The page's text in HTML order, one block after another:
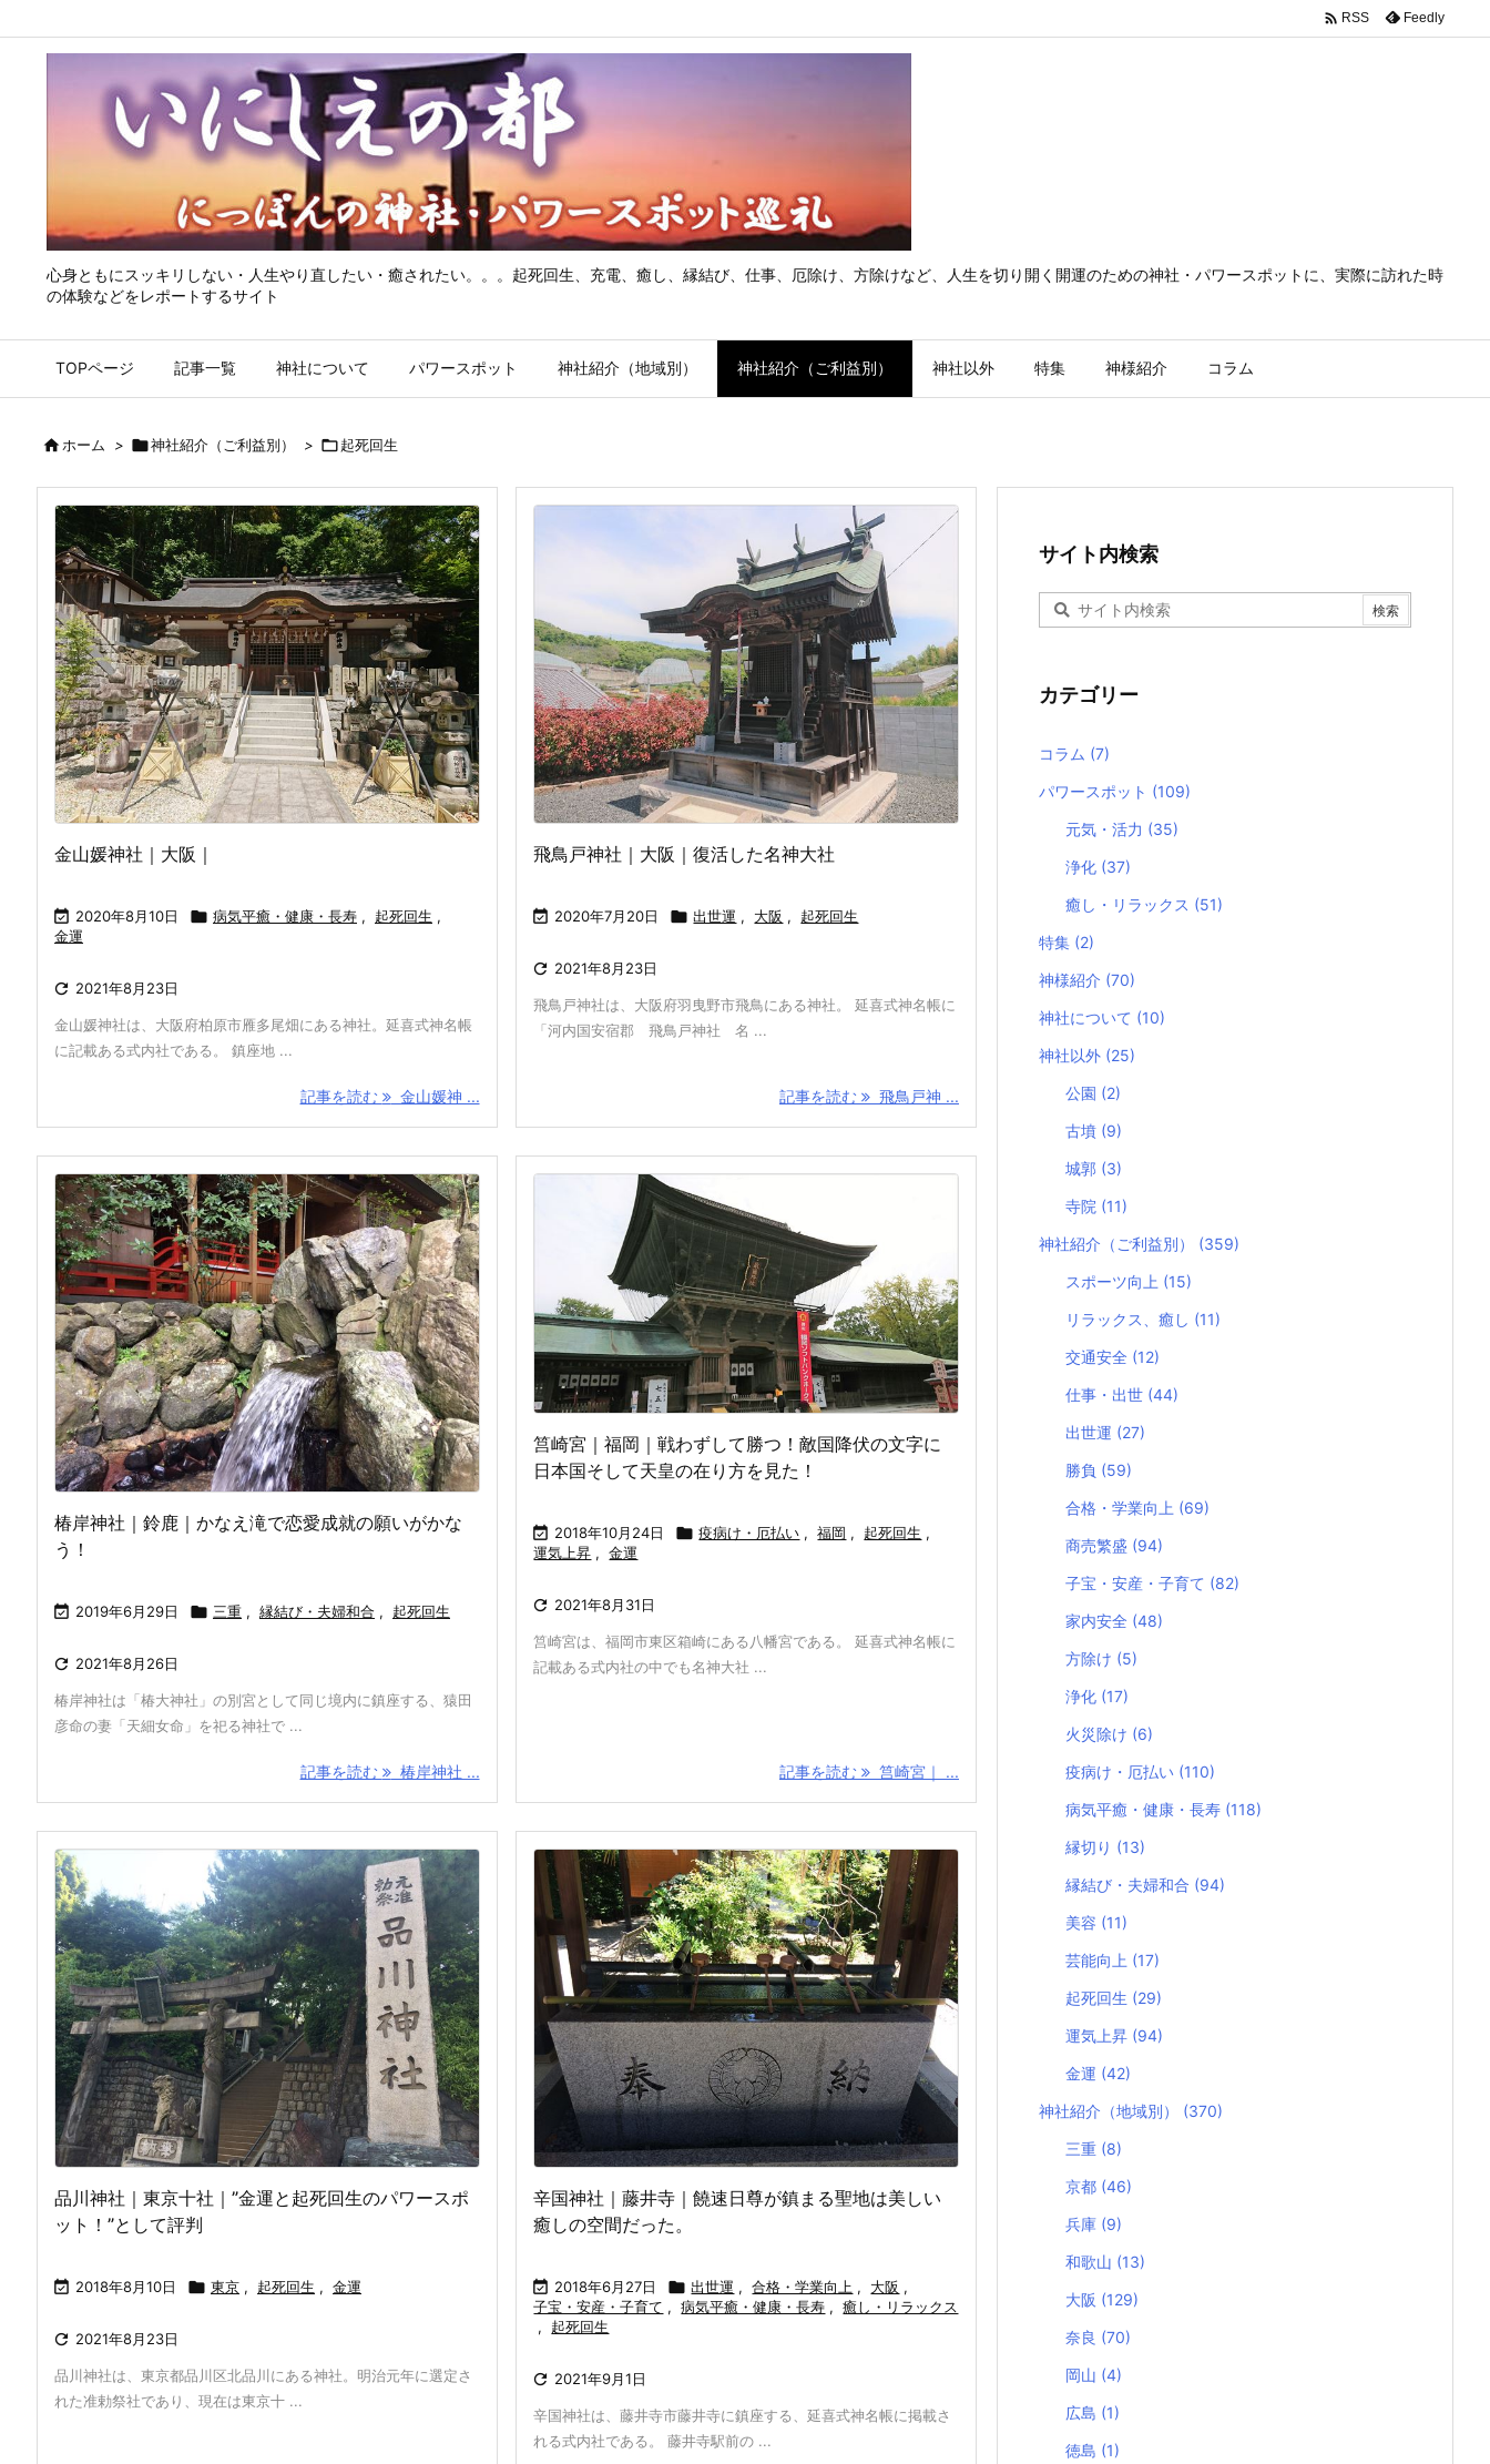
心身ともにスッキリしない・人生やり直したい・癒されたい。。。起死回生、充電、癒し、縁結び、仕事、厄除け、方除けなど、人生を切り開く開運のための神社・パワースポットに、実際に訪れた時
の体験などをレポートするサイト
TOPページ 記事一覧 神社について パワースポット 神社紹介（地域別） 神社紹介（ご利益別） 神社以外 特集 神様紹介 コラム
 RSS Feedly
ホーム > 神社紹介（ご利益別） > 起死回生
金山媛神社｜大阪｜
 2020年8月10日  病気平癒・健康・長寿 , 起死回生 ,
金運
 2021年8月23日
金山媛神社は、大阪府柏原市雁多尾畑にある神社。延喜式神名帳
に記載ある式内社である。 鎮座地 ...
記事を読む 金山媛神 ...
飛鳥戸神社｜大阪｜復活した名神大社
 2020年7月20日  出世運 , 大阪 , 起死回生
 2021年8月23日
飛鳥戸神社は、大阪府羽曳野市飛鳥にある神社。 延喜式神名帳に
「河内国安宿郡 飛鳥戸神社 名 ...
記事を読む 飛鳥戸神 ...
椿岸神社｜鈴鹿｜かなえ滝で恋愛成就の願いがかな
う！
 2019年6月29日  三重 , 縁結び・夫婦和合 , 起死回生
 2021年8月26日
椿岸神社は「椿大神社」の別宮として同じ境内に鎮座する、猿田
彦命の妻「天細女命」を祀る神社で ...
記事を読む 椿岸神社 ...
筥崎宮｜福岡｜戦わずして勝つ！敵国降伏の文字に
日本国そして天皇の在り方を見た！
 2018年10月24日  疫病け・厄払い , 福岡 , 起死回生 ,
運気上昇 , 金運
 2021年8月31日
筥崎宮は、福岡市東区箱崎にある八幡宮である。 延喜式神名帳に
記載ある式内社の中でも名神大社 ...
記事を読む 筥崎宮｜ ...
品川神社｜東京十社｜”金運と起死回生のパワースポ
ット！”として評判
 2018年8月10日  東京 , 起死回生 , 金運
 2021年8月23日
品川神社は、東京都品川区北品川にある神社。明治元年に選定さ
れた准勅祭社であり、現在は東京十 ...
辛国神社｜藤井寺｜饒速日尊が鎮まる聖地は美しい
癒しの空間だった。
 2018年6月27日  出世運 , 合格・学業向上 , 大阪 ,
子宝・安産・子育て , 病気平癒・健康・長寿 , 癒し・リラックス
,
起死回生
 2021年9月1日
辛国神社は、藤井寺市藤井寺に鎮座する、延喜式神名帳に掲載さ
れる式内社である。 藤井寺駅前の ...
サイト内検索
カテゴリー
コラム (7)
パワースポット (109)
元気・活力 (35)
浄化 (37)
癒し・リラックス (51)
特集 (2)
神様紹介 (70)
神社について (10)
神社以外 (25)
公園 (2)
古墳 (9)
城郭 (3)
寺院 (11)
神社紹介（ご利益別） (359)
スポーツ向上 (15)
リラックス、癒し (11)
交通安全 (12)
仕事・出世 (44)
出世運 (27)
勝負 (59)
合格・学業向上 (69)
商売繁盛 (94)
子宝・安産・子育て (82)
家内安全 (48)
方除け (5)
浄化 (17)
火災除け (6)
疫病け・厄払い (110)
病気平癒・健康・長寿 (118)
縁切り (13)
縁結び・夫婦和合 (94)
美容 (11)
芸能向上 (17)
起死回生 (29)
運気上昇 (94)
金運 (42)
神社紹介（地域別） (370)
三重 (8)
京都 (46)
兵庫 (9)
和歌山 (13)
大阪 (129)
奈良 (70)
岡山 (4)
広島 (1)
徳島 (1)